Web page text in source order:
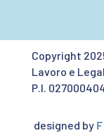
Copyright
Lavoro e
P.I.
designed by